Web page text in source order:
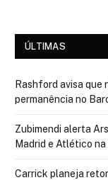
ÚLTIMAS
Rashford avisa que
permanência no
Zubimendi alerta
Madrid e Atlético na
Carrick planeja